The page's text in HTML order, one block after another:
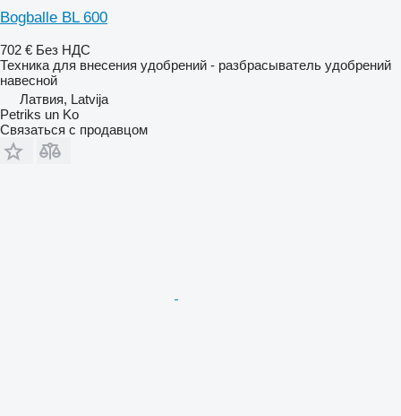
Bogballe BL 600
702 € Без НДС
Техника для внесения удобрений - разбрасыватель удобрений
навесной
Латвия, Latvija
Petriks un Ko
Связаться с продавцом